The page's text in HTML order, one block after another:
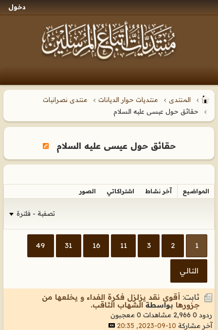
دخول
المنتدى منتديات حوار الديانات
منتدى نصرانيات
حقائق حول عيسى عليه السلام
حقائق حول عيسى عليه السلام
المواضيع آخر نشاط اشتراكاتي الصور
تصفية - فلترة
1
2
3
11
16
31
49
التالي
ثابت: أقوى نقد يزلزل فكرة الفداء و يخلعها من
جزورها بواسطةالشهاب الثاقب.
ردود 0 2,966 مشاهدات
0 معجبون
آخر مشاركة 10-09-2023, 20:35